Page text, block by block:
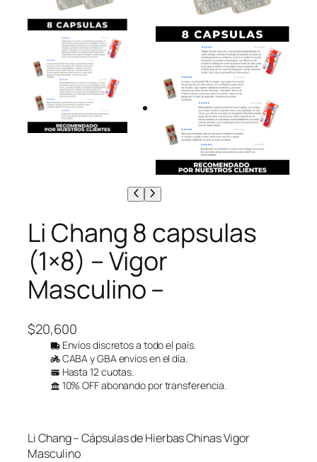
Li Chang 8 capsulas
(1×8) – Vigor
Masculino –
$20,600
Envíos discretos a todo el país.
CABA y GBA envíos en el día.
Hasta 12 cuotas.
10% OFF abonando por transferencia.
Li Chang – Cápsulas de Hierbas Chinas Vigor
Masculino